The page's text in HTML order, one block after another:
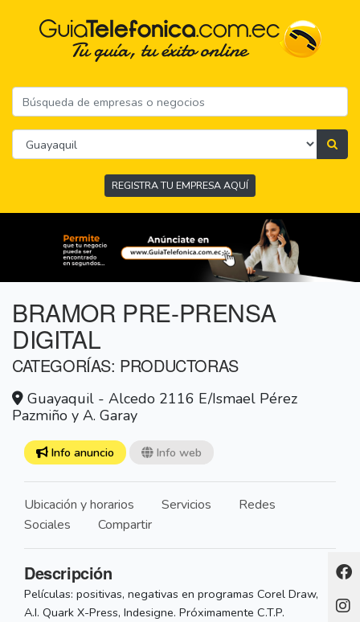
REGISTRA TU EMPRESA AQUÍ
BRAMOR PRE-PRENSA
DIGITAL
CATEGORÍAS: PRODUCTORAS
Guayaquil - Alcedo 2116 E/Ismael Pérez
Pazmiño y A. Garay
Info anuncio Info web
Ubicación y horarios Servicios
Redes
Sociales
Compartir
Descripción
Películas: positivas, negativas en programas Corel Draw,
A.I. Quark X-Press, Indesigne. Próximamente C.T.P.